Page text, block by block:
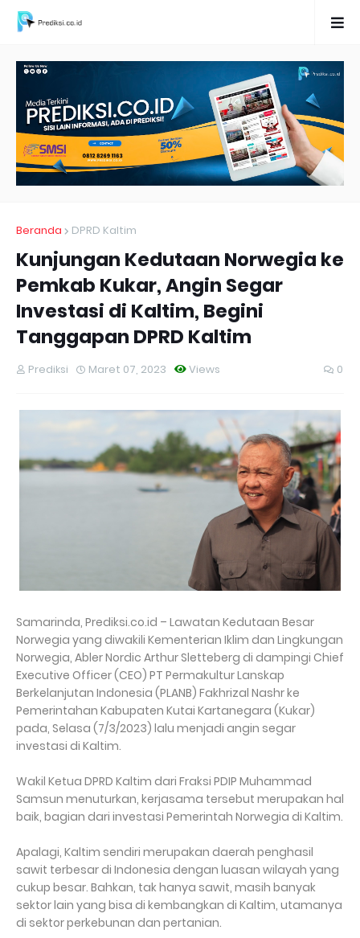
Beranda DPRD Kaltim
Kunjungan Kedutaan Norwegia ke
Pemkab Kukar, Angin Segar
Investasi di Kaltim, Begini
Tanggapan DPRD Kaltim
Prediksi Views
Maret 07, 2023 0
Samarinda, Prediksi.co.id – Lawatan Kedutaan Besar
Norwegia yang diwakili Kementerian Iklim dan Lingkungan
Norwegia, Abler Nordic Arthur Sletteberg di dampingi Chief
Executive Officer (CEO) PT Permakultur Lanskap
Berkelanjutan Indonesia (PLANB) Fakhrizal Nashr ke
Pemerintahan Kabupaten Kutai Kartanegara (Kukar)
pada, Selasa (7/3/2023) lalu menjadi angin segar
investasi di Kaltim.
Wakil Ketua DPRD Kaltim dari Fraksi PDIP Muhammad
Samsun menuturkan, kerjasama tersebut merupakan hal
baik, bagian dari investasi Pemerintah Norwegia di Kaltim.
Apalagi, Kaltim sendiri merupakan daerah penghasil
sawit terbesar di Indonesia dengan luasan wilayah yang
cukup besar. Bahkan, tak hanya sawit, masih banyak
sektor lain yang bisa di kembangkan di Kaltim, utamanya
di sektor perkebunan dan pertanian.